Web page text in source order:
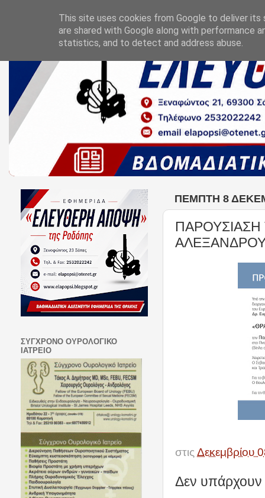
ΠΈΜΠΤΗ 8
ΠΑΡΟΥΣΙΑΣΗ
στις Δεκεμβρίου
Δεν υπάρχουν
ΣΥΓΧΡΟΝΟ ΟΥΡΟΛΟΓΙΚΟ
ΙΑΤΡΕΙΟ
This site uses cookies from Google to deliver its
are shared with Google along with performance
statistics, and to detect and address abuse.